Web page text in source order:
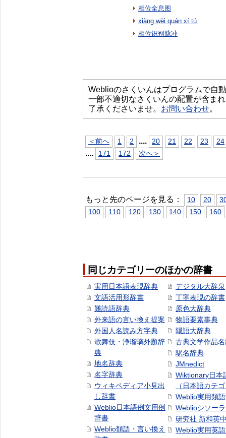
相位全息图
xiàng wèi quán xí tú
相位识别脉冲
Weblioのさくいんはプログラムで自
一部不適切なさくいんの配置が含ま
了承くださいませ。 お問い合わせ。
＜前へ 1 2 .... 20 21 22 23 24
.... 171 172 次へ＞
もっと先のページを見る： 10 20
100
110 120 130 140 150 160
同じカテゴリーのほかの辞書
実用日本語表現辞典
文語活用形辞書
難読語辞典
外来語の言い換え提案
外国人名読み方字典
歌舞伎・浄瑠璃外題辞
典
地名辞典
名字辞典
ウィキペディア小見出
し辞書
Weblio日本語例文用例
辞書
Weblio類語・言い換え
デジタル大辞泉
丁寧表現の辞書
原色大辞典
物語要素事典
隠語大辞典
古典文学作品
駅名辞典
JMnedict
Wiktionary日本
（日本語カテ
Weblio実用類
Weblioシソー
研究社 新和英
Weblio実用英